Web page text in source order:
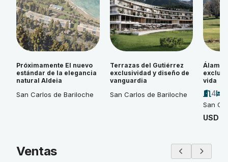
Próximamente El nuevo
estándar de la elegancia
natural Aldeia
San Carlos de Bariloche
Terrazas del Gutiérrez
exclusividad y diseño de
vanguardia
San Carlos de Bariloche
vida
4
San
USD
Ventas